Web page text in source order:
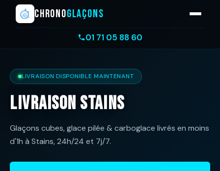
CHRONOGLAÇONS
01 71 05 88 60
LIVRAISON DISPONIBLE MAINTENANT
Livraison Stains
Glaçons cubes, glace pilée & carboglace livrés en moins
d'1h à Stains, 24h/24 et 7j/7.